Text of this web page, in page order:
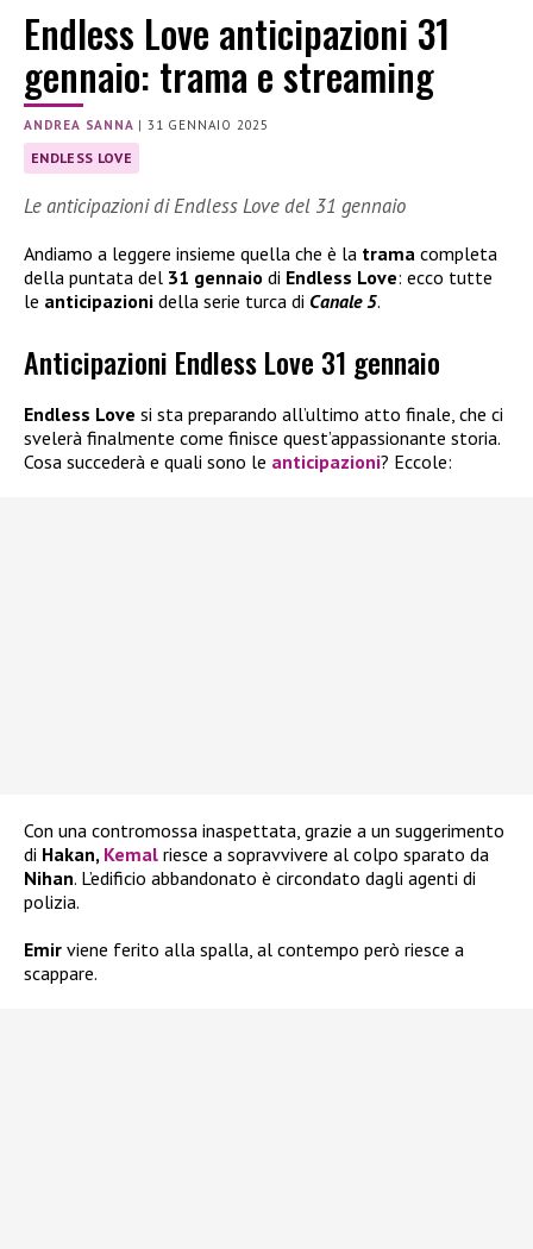
Endless Love anticipazioni 31
gennaio: trama e streaming
ANDREA SANNA |31 GENNAIO 2025
ENDLESS LOVE
Le anticipazioni di Endless Love del 31 gennaio
Andiamo a leggere insieme quella che è la trama completa
della puntata del 31 gennaio di Endless Love: ecco tutte
le anticipazioni della serie turca di Canale 5.
Anticipazioni Endless Love 31 gennaio
Endless Love si sta preparando all’ultimo atto finale, che ci
svelerà finalmente come finisce quest’appassionante storia.
Cosa succederà e quali sono le anticipazioni? Eccole:
Con una contromossa inaspettata, grazie a un suggerimento
di Hakan, Kemal riesce a sopravvivere al colpo sparato da
Nihan. L’edificio abbandonato è circondato dagli agenti di
polizia.
Emir viene ferito alla spalla, al contempo però riesce a
scappare.